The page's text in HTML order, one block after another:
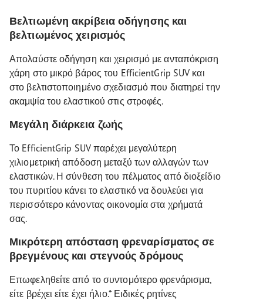
Βελτιωμένη ακρίβεια οδήγησης και
βελτιωμένος χειρισμός
Απολαύστε οδήγηση και χειρισμό με ανταπόκριση
χάρη στο μικρό βάρος του EfficientGrip SUV και
στο βελτιστοποιημένο σχεδιασμό που διατηρεί την
ακαμψία του ελαστικού στις στροφές.
Μεγάλη διάρκεια ζωής
Το EfficientGrip SUV παρέχει μεγαλύτερη
χιλιομετρική απόδοση μεταξύ των αλλαγών των
ελαστικών. Η σύνθεση του πέλματος από διοξείδιο
του πυριτίου κάνει το ελαστικό να δουλεύει για
περισσότερο κάνοντας οικονομία στα χρήματά
σας.
Μικρότερη απόσταση φρεναρίσματος σε
βρεγμένους και στεγνούς δρόμους
Επωφεληθείτε από το συντομότερο φρενάρισμα,
είτε βρέχει είτε έχει ήλιο.* Ειδικές ρητίνες